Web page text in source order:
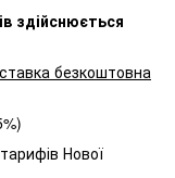
здійснюється
безкоштовна
Нової